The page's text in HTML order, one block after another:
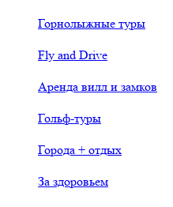
Горнолыжные туры
Fly and Drive
Аренда вилл и замков
Гольф-туры
Города + отдых
За здоровьем